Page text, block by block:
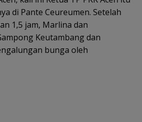
di Pante Ceureumen. Setelah
1,5 jam, Marlina dan
Keutambang dan
bunga oleh